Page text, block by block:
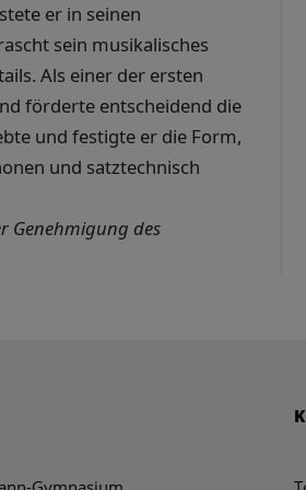
er in seinen
sein musikalisches
Als einer der ersten
förderte entscheidend die
und festigte er die Form,
und satztechnisch
Genehmigung des